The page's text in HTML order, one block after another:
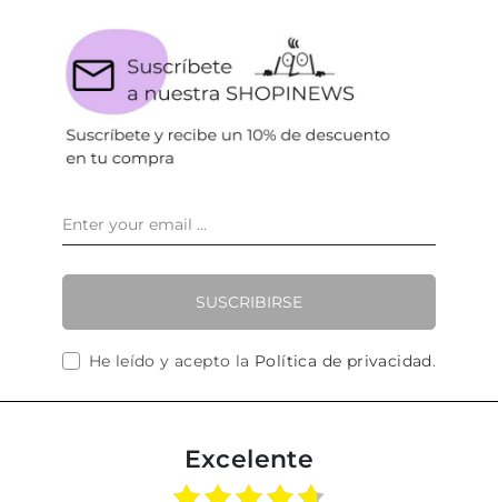
SUSCRIBIRSE
He leído y acepto la Política de privacidad.
Excelente